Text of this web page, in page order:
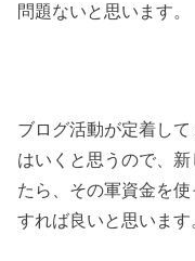
問題ないと思います。
ブログ活動が定着し
はいくと思うので、
たら、その軍資金を
すれば良いと思います